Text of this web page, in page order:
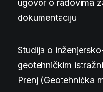
ugovor o radovima
dokumentaciju
Studija o
geotehničkim
Prenj (Geotehnička